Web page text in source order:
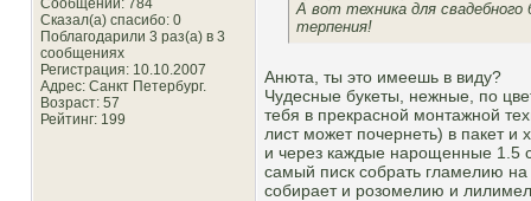
Сообщений: 784
Сказал(а) спасибо: 0
Поблагодарили 3 раз(а) в 3
сообщениях
Регистрация: 10.10.2007
Адрес: Санкт Петербург.
Возраст: 57
Рейтинг: 199
А вот техника для
терпения!
Анюта, ты это имеешь в виду?
Чудесные букеты, нежные, по
тебя в прекрасной монтажной
лист может почернеть) в пакет
и через каждые нарощенные 1.5
самый писк собрать гламелию на
собирает и розомелию и